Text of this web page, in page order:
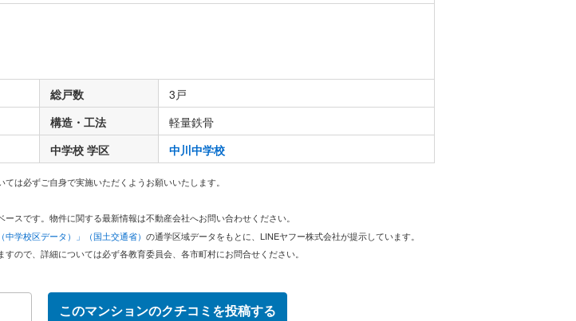
総戸数
3戸
構造・工法
軽量鉄骨
中学校 学区 中川中学校
は必ずご自身で実施いただくようお願いいたします。
スです。物件に関する最新情報は不動産会社へお問い合わせください。
中学校区データ）」（国土交通省） の通学区域データをもとに、LINEヤフー株式会社が提示しています。
ので、詳細については必ず各教育委員会、各市町村にお問合せください。
このマンションのクチコミを投稿する